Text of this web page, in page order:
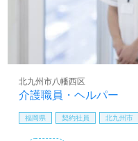
介護職員・ヘルパー
北九州市八幡西区
福岡県 契約社員 北九州市